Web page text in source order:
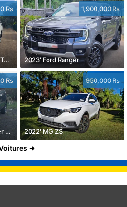
Rs
2022' Peugeot Landtrek 1.9 Turbo Diesel 4x4
1,900,000 Rs
2023' Ford Ranger
Rs
2023' Renault Triber 7 Seater 1.0
950,000 Rs
2022' MG ZS